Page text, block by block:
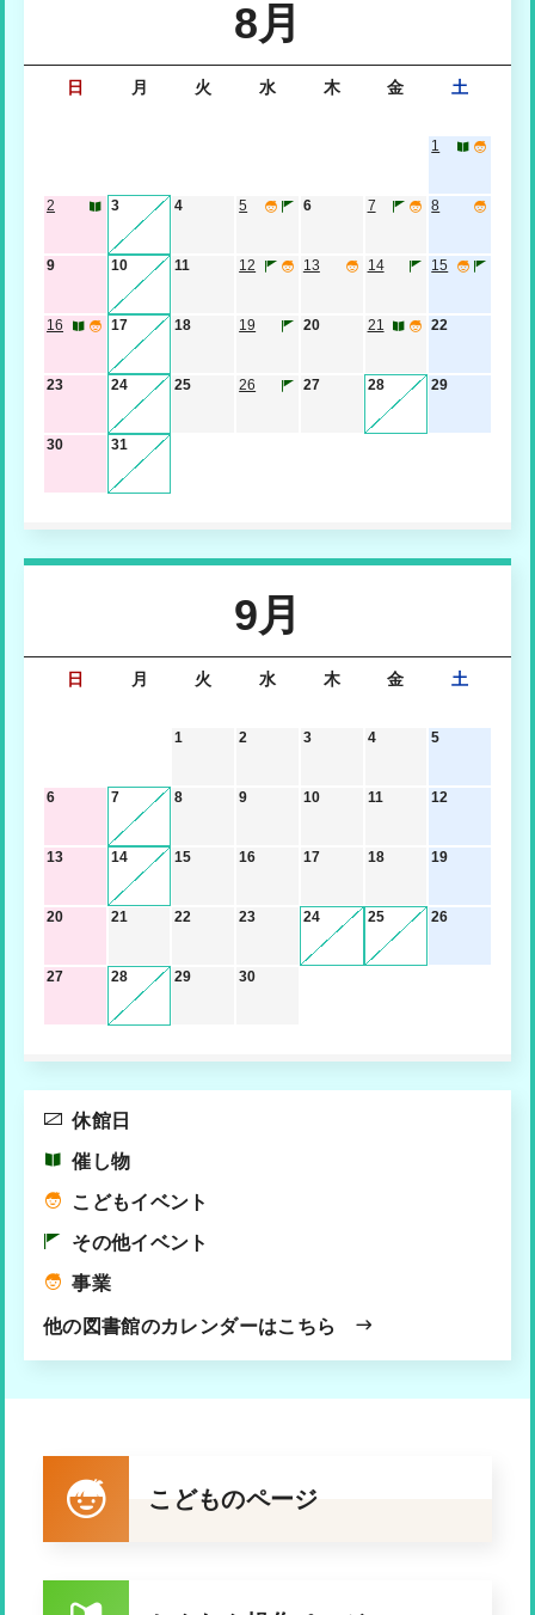
なつやすみ図書館カード
ボードゲームの貸出ができます
2026年07月01日
［荒垣秀雄顕彰作文コンクール］作品募集中
8月
日 月 火 水 木 金 土
1
2 3 4 5 6 7 8
9 10 11 12 13 14 15
16 17 18 19 20 21 22
23 24 25 26 27 28 29
30 31
9月
日 月 火 水 木 金 土
1 2 3 4 5
6 7 8 9 10 11 12
13 14 15 16 17 18 19
20 21 22 23 24 25 26
27 28 29 30
休館日
催し物
こどもイベント
その他イベント
事業
他の図書館のカレンダーはこちら
こどものページ